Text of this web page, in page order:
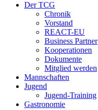
Der TCG
Chronik
Vorstand
REACT-EU
Business Partner
Kooperationen
Dokumente
Mitglied werden
Mannschaften
Jugend
Jugend-Training
Gastronomie